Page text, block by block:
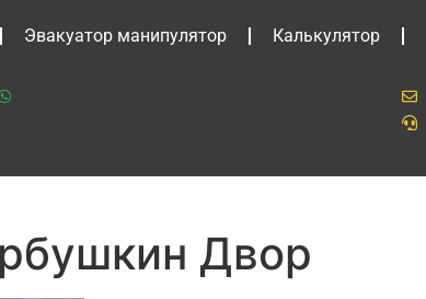
Эвакуатор манипулятор Калькулятор
Двор